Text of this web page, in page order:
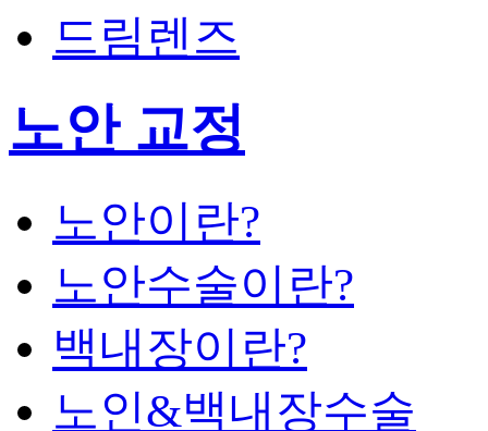
드림렌즈
노안 교정
노안이란?
노안수술이란?
백내장이란?
노인&백내장수술